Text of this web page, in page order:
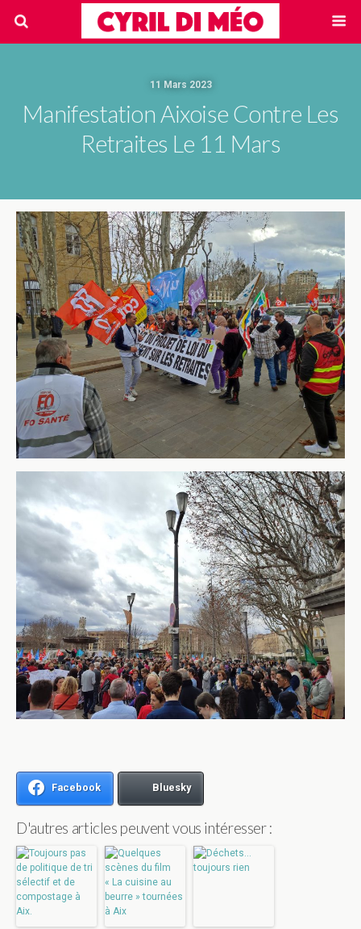
11 Mars 2023
Manifestation Aixoise Contre Les
Retraites Le 11 Mars
Facebook Bluesky
D'autres articles peuvent vous intéresser :